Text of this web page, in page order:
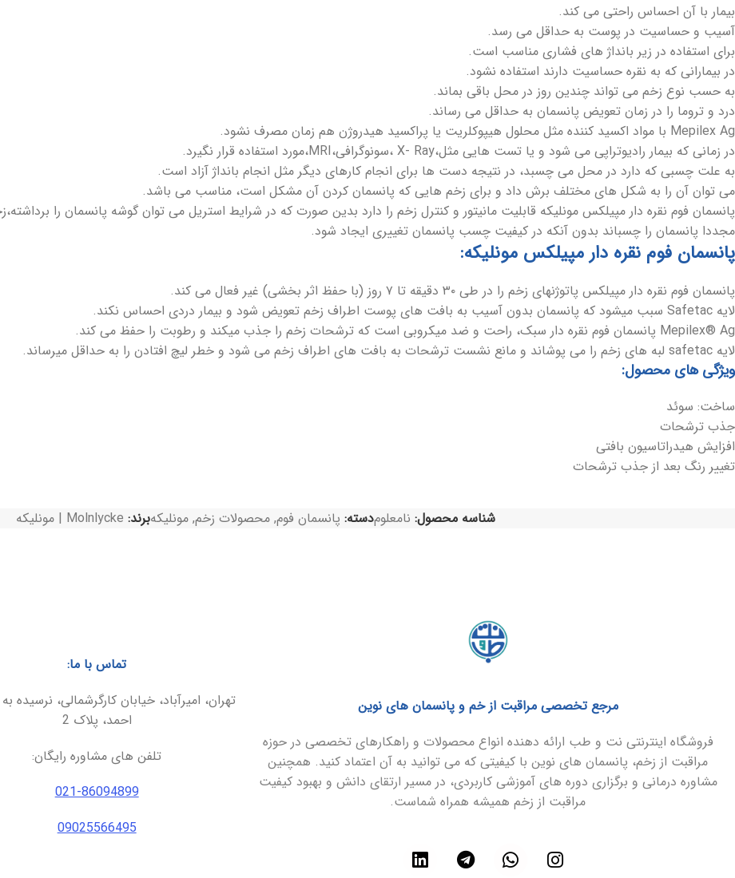
بیمار با آن احساس راحتی می کند.
آسیب و حساسیت در پوست به حداقل می رسد.
برای استفاده در زیر بانداژ های فشاری مناسب است.
در بیمارانی که به نقره حساسیت دارند استفاده نشود.
به حسب نوع زخم می تواند چندین روز در محل باقی بماند.
درد و تروما را در زمان تعویض پانسمان به حداقل می رساند.
Mepilex Ag با مواد اکسید کننده مثل محلول هیپوکلریت یا پراکسید هیدروژن هم زمان مصرف نشود.
در زمانی که بیمار رادیوتراپی می شود و یا تست هایی مثل،X- Ray ،سونوگرافی،MRI،مورد استفاده قرار نگیرد.
به علت چسبی که دارد در محل می چسبد، در نتیجه دست ها برای انجام کارهای دیگر مثل انجام بانداژ آزاد است.
می توان آن را به شکل های مختلف برش داد و برای زخم هایی که پانسمان کردن آن مشکل است، مناسب می باشد.
پانسمان فوم نقره دار مپیلکس مونلیکه قابلیت مانیتور و کنترل زخم را دارد بدین صورت که در شرایط استریل می توان گوشه پانسمان را
مجددا پانسمان را چسباند بدون آنکه در کیفیت چسب پانسمان تغییری ایجاد شود.
پانسمان فوم نقره دار مپیلکس مونلیکه:
پانسمان فوم نقره دار مپیلکس پاتوژنهای زخم را در طی ۳۰ دقیقه تا ۷ روز (با حفظ اثر بخشی) غیر فعال می کند.
لایه Safetac سبب میشود که پانسمان بدون آسیب به بافت های پوست اطراف زخم تعویض شود و بیمار دردی احساس نکند.
Mepilex® Ag پانسمان فوم نقره دار سبک، راحت و ضد میکروبی است که ترشحات زخم را جذب میکند و رطوبت را حفظ می کند.
لایه safetac لبه های زخم را می پوشاند و مانع نشست ترشحات به بافت های اطراف زخم می شود و خطر لیچ افتادن را به حداقل میرساند.
ویژگی های محصول:
ساخت: سوئد
جذب ترشحات
افزایش هیدراتاسیون بافتی
تغییر رنگ بعد از جذب ترشحات
شناسه محصول: نامعلومدسته: پانسمان فوم, محصولات زخم, مونلیکهبرند: Molnlycke | مونلیکه
مرجع تخصصی مراقبت از خم و پانسمان های نوین
فروشگاه اینترنتی نت و طب ارائه دهنده انواع محصولات و راهکارهای تخصصی در حوزه
مراقبت از زخم، پانسمان های نوین با کیفیتی که می توانید به آن اعتماد کنید. همچنین
مشاوره درمانی و برگزاری دوره های آموزشی کاربردی، در مسیر ارتقای دانش و بهبود کیفیت
مراقبت از زخم همیشه همراه شماست.
تماس با ما:
تهران، امیرآباد، خیابان کارگرشمالی، نرسیده
احمد، پلاک 2
تلفن های مشاوره رایگان:
021-86094899
09025566495